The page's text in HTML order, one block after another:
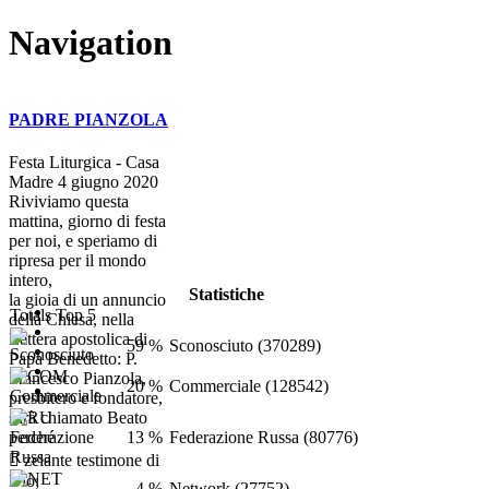
Navigation
PADRE PIANZOLA
Festa Liturgica - Casa
Madre 4 giugno 2020
Riviviamo questa
mattina, giorno di festa
per noi, e speriamo di
ripresa per il mondo
intero,
la gioia di un annuncio
della Chiesa, nella
Lettera apostolica di
Papa Benedetto: P.
Francesco Pianzola,
presbitero e fondatore,
sarà chiamato Beato
perché
 zelante testimone di
Dio;
Statistiche
Totals Top 5
59 % Sconosciuto (370289)
20 % Commerciale (128542)
13 % Federazione Russa (80776)